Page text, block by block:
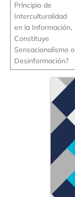
Principio de
Interculturalidad
en la Información,
Constituye
Sensacionalismo o
Desinformación?